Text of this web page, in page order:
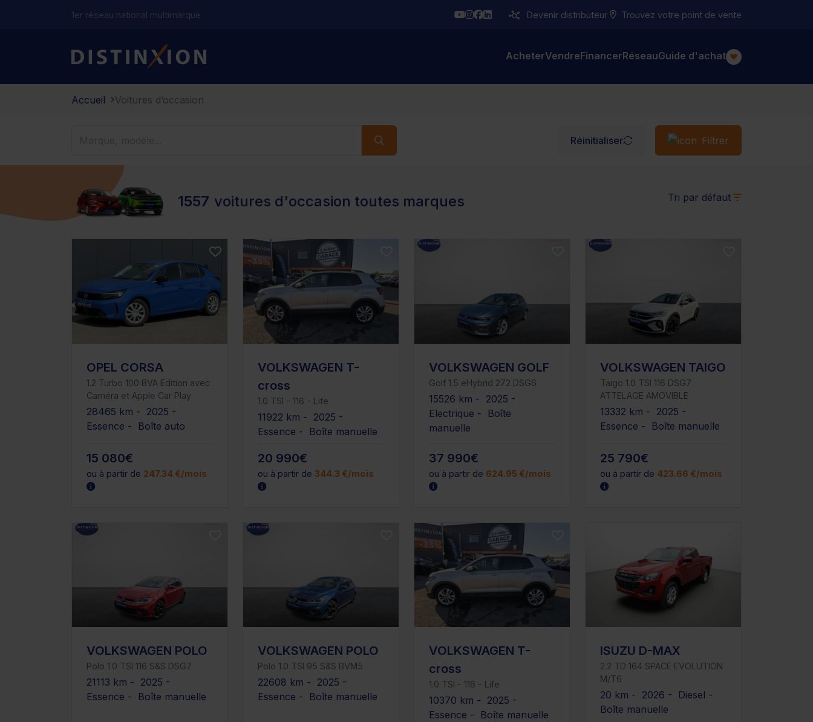
1er réseau national multimarque YouTube
Instagram
Facebook
LinkedinDevenir distributeur Trouvez votre point de vente
Distinxion AcheterVendreFinancerRéseauGuide d'achat
Accueil Voitures d’occasion
Réinitialiser Filtrer
1557 voitures d'occasion toutes marques Tri par défaut
OPEL CORSA
1.2 Turbo 100 BVA Edition avec
Caméra et Apple Car Play
28465 km - 2025 -
Essence - Boîte auto
15 080€
ou à partir de 247.34 €/mois
VOLKSWAGEN T-
cross
1.0 TSI - 116 - Life
11922 km - 2025 -
Essence - Boîte manuelle
20 990€
ou à partir de 344.3 €/mois
VOLKSWAGEN GOLF
Golf 1.5 eHybrid 272 DSG6
15526 km - 2025 -
Electrique - Boîte
manuelle
37 990€
ou à partir de 624.95 €/mois
VOLKSWAGEN TAIGO
Taigo 1.0 TSI 116 DSG7
ATTELAGE AMOVIBLE
13332 km - 2025 -
Essence - Boîte manuelle
25 790€
ou à partir de 423.66 €/mois
VOLKSWAGEN POLO
Polo 1.0 TSI 116 S&S DSG7
21113 km - 2025 -
Essence - Boîte manuelle
VOLKSWAGEN POLO
Polo 1.0 TSI 95 S&S BVM5
22608 km - 2025 -
Essence - Boîte manuelle
VOLKSWAGEN T-
cross
1.0 TSI - 116 - Life
10370 km - 2025 -
Essence - Boîte manuelle
ISUZU D-MAX
2.2 TD 164 SPACE EVOLUTION
M/T6
20 km - 2026 - Diesel -
Boîte manuelle